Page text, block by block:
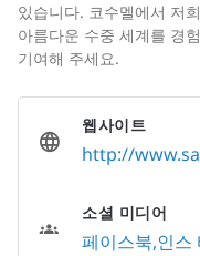
있습니다. 코수멜에서 저
아름다운 수중 세계를 경
기여해 주세요.
웹사이트
http://
소셜 미디어
페이스북 인스